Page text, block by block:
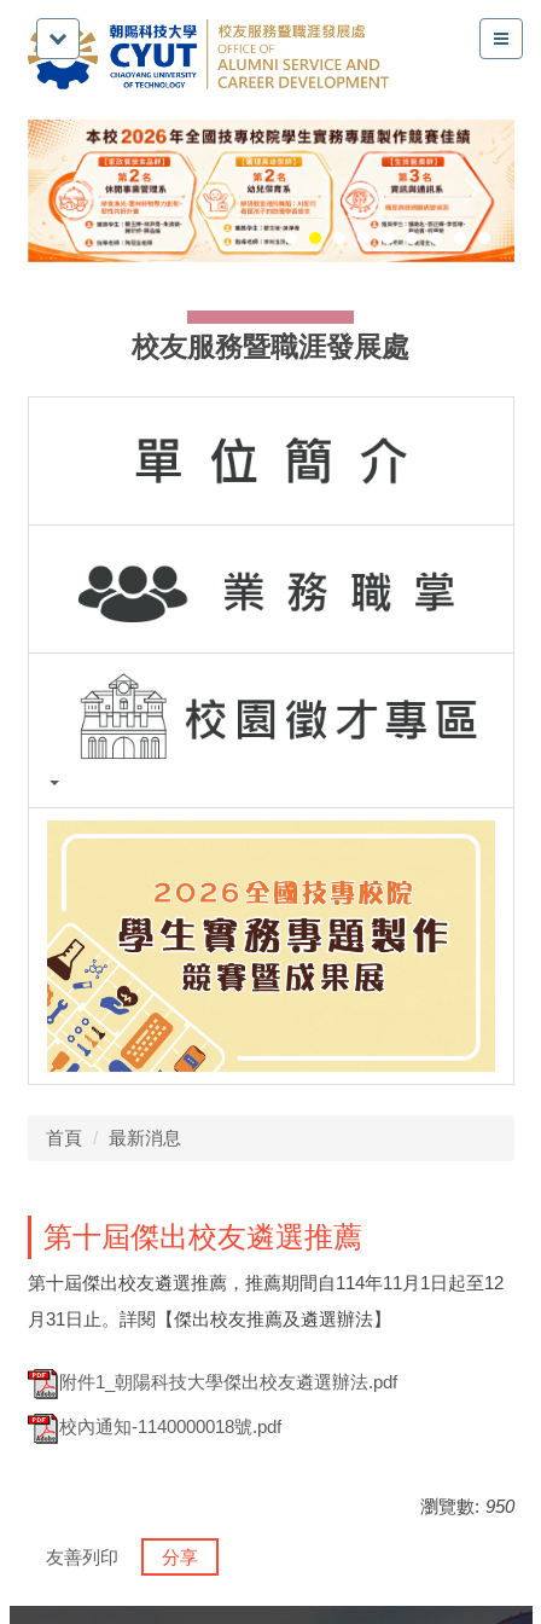
內
容
區
校友服務暨職涯發展處
首頁 最新消息
第十屆傑出校友遴選推薦
第十屆傑出校友遴選推薦，推薦期間自114年11月1日起至12
月31日止。詳閱【傑出校友推薦及遴選辦法】
附件1_朝陽科技大學傑出校友遴選辦法.pdf
校內通知-1140000018號.pdf
瀏覽數: 950
友善列印 分享